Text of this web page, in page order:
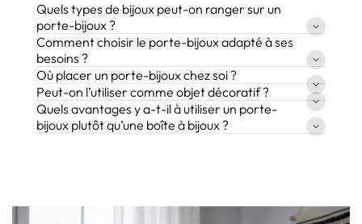
Quels types de bijoux peut-on ranger sur un
porte-bijoux ?
Comment choisir le porte-bijoux adapté à ses
besoins ?
Où placer un porte-bijoux chez soi ?
Peut-on l’utiliser comme objet décoratif ?
Quels avantages y a-t-il à utiliser un porte-
bijoux plutôt qu’une boîte à bijoux ?